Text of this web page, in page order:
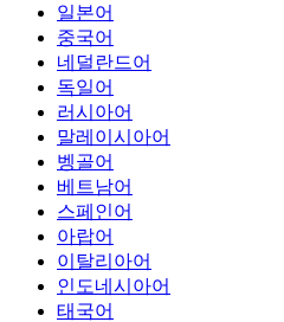
일본어
중국어
네덜란드어
독일어
러시아어
말레이시아어
벵골어
베트남어
스페인어
아랍어
이탈리아어
인도네시아어
태국어